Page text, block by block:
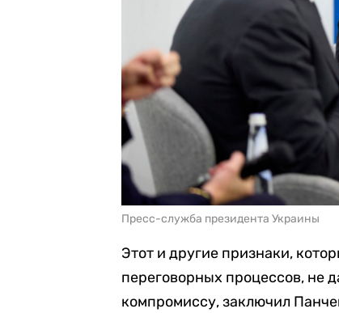
Пресс-служба президента Украины
Этот и другие признаки,
переговорных процессов, не
компромиссу, заключил